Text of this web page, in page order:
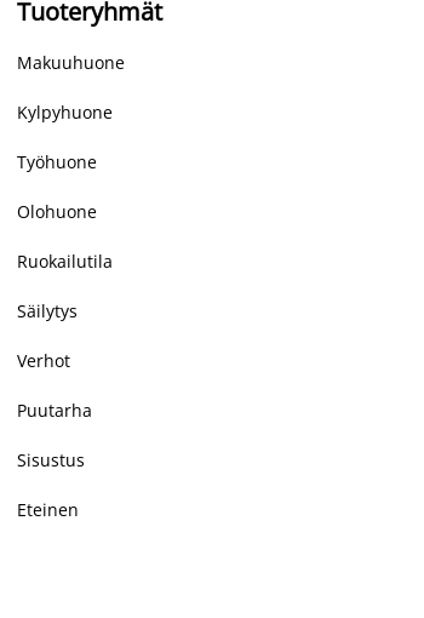
Tuoteryhmät
Makuuhuone
Kylpyhuone
Työhuone
Olohuone
Ruokailutila
Säilytys
Verhot
Puutarha
Sisustus
Eteinen